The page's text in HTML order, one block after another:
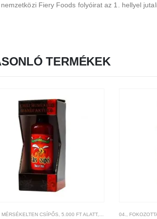
Fiery Foods folyóirat az 1. hellyel
TERMÉKEK
AWARDS NYERTESEK
,CSÍPŐSSÉGI-SKÁLA,GABKO MÁRKÁK
MÉRSÉKELTEN CSÍPŐS 5.000 FT ALATT, AJÁNDÉK TERMÉKEK,
04.,